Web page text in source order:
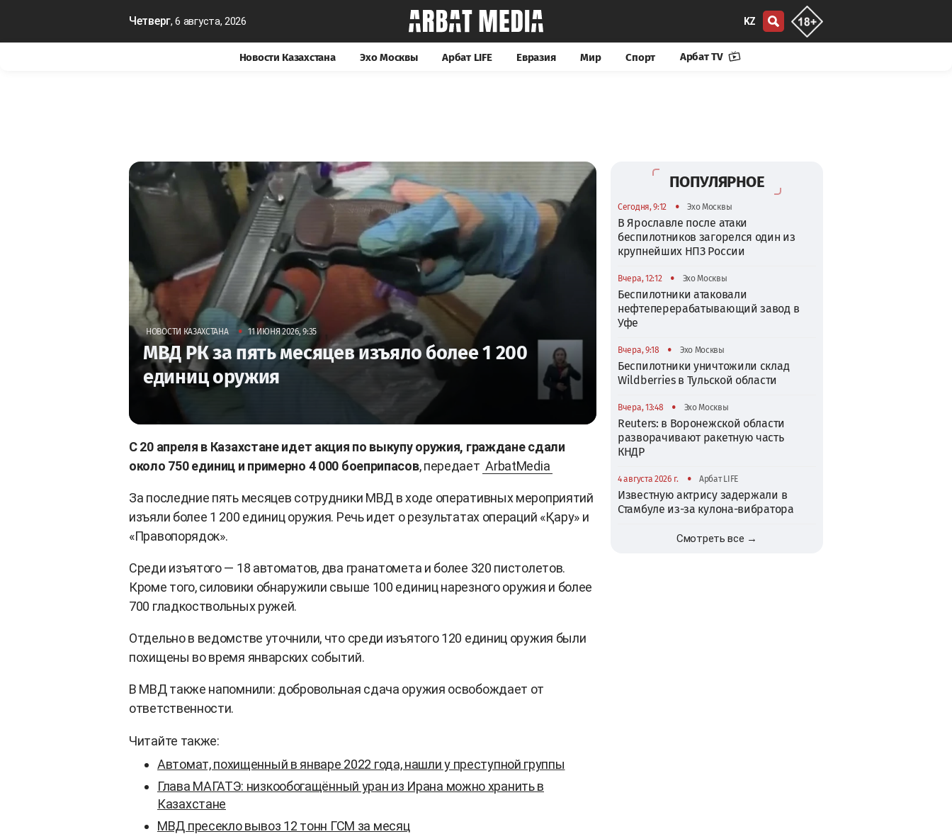
Четверг, 6 августа, 2026 KZ
Новости Казахстана Эхо Москвы Арбат LIFE Евразия Мир Спорт Арбат TV
НОВОСТИ КАЗАХСТАНА • 11 ИЮНЯ 2026, 9:35
МВД РК за пять месяцев изъяло более 1 200
единиц оружия
С 20 апреля в Казахстане идет акция по выкупу оружия, граждане сдали
около 750 единиц и примерно 4 000 боеприпасов, передает ArbatMedia
За последние пять месяцев сотрудники МВД в ходе оперативных мероприятий
изъяли более 1 200 единиц оружия. Речь идет о результатах операций «Қару» и
«Правопорядок».
Среди изъятого — 18 автоматов, два гранатомета и более 320 пистолетов.
Кроме того, силовики обнаружили свыше 100 единиц нарезного оружия и более
700 гладкоствольных ружей.
Отдельно в ведомстве уточнили, что среди изъятого 120 единиц оружия были
похищены во время январских событий.
В МВД также напомнили: добровольная сдача оружия освобождает от
ответственности.
Читайте также:
Автомат, похищенный в январе 2022 года, нашли у преступной группы
Глава МАГАТЭ: низкообогащённый уран из Ирана можно хранить в
Казахстане
МВД пресекло вывоз 12 тонн ГСМ за месяц
ПОПУЛЯРНОЕ
Сегодня, 9:12 • Эхо Москвы
В Ярославле после атаки
беспилотников загорелся один из
крупнейших НПЗ России
Вчера, 12:12 • Эхо Москвы
Беспилотники атаковали
нефтеперерабатывающий завод в
Уфе
Вчера, 9:18 • Эхо Москвы
Беспилотники уничтожили склад
Wildberries в Тульской области
Вчера, 13:48 • Эхо Москвы
Reuters: в Воронежской области
разворачивают ракетную часть
КНДР
4 августа 2026 г. • Арбат LIFE
Известную актрису задержали в
Стамбуле из-за кулона-вибратора
Смотреть все →